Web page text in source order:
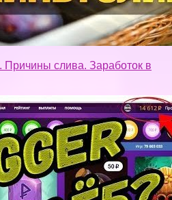
слива. Заработок в